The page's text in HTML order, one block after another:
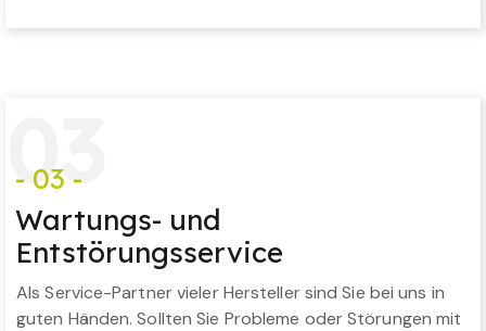
03
- 03 -
Wartungs- und
Entstörungsservice
Als Service-Partner vieler Hersteller sind Sie bei uns in
guten Händen. Sollten Sie Probleme oder Störungen mit